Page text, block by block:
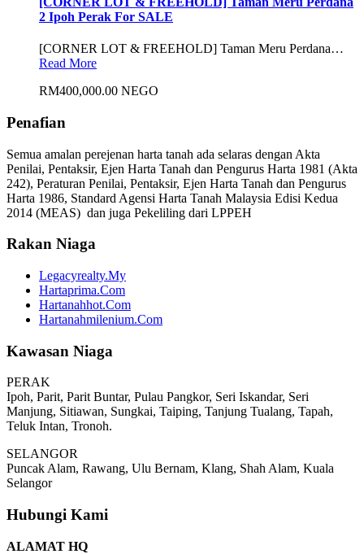
2 Ipoh Perak For SALE
[CORNER LOT & FREEHOLD] Taman Meru Perdana…
Read More
RM400,000.00 NEGO
Penafian
Semua amalan perejenan harta tanah ada selaras dengan Akta
Penilai, Pentaksir, Ejen Harta Tanah dan Pengurus Harta 1981 (Akta
242), Peraturan Penilai, Pentaksir, Ejen Harta Tanah dan Pengurus
Harta 1986, Standard Agensi Harta Tanah Malaysia Edisi Kedua
2014 (MEAS) dan juga Pekeliling dari LPPEH
Rakan Niaga
Legacyrealty.My
Hartaprima.Com
Hartanahhot.Com
Hartanahmilenium.Com
Kawasan Niaga
PERAK
Ipoh, Parit, Parit Buntar, Pulau Pangkor, Seri Iskandar, Seri
Manjung, Sitiawan, Sungkai, Taiping, Tanjung Tualang, Tapah,
Teluk Intan, Tronoh.
SELANGOR
Puncak Alam, Rawang, Ulu Bernam, Klang, Shah Alam, Kuala
Selangor
Hubungi Kami
ALAMAT HQ